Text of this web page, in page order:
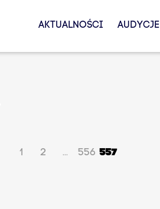
AKTUALNOŚCI AUDYCJE
1 2 ... 556 557